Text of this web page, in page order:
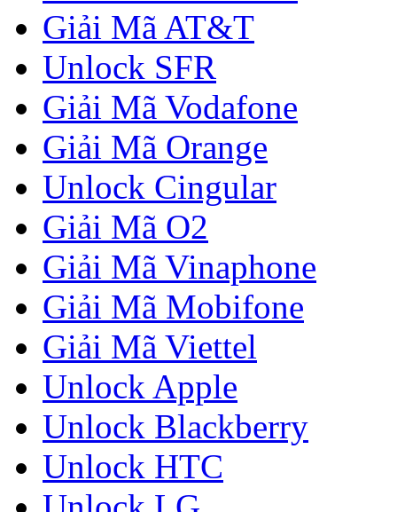
Giải Mã AT&T
Unlock SFR
Giải Mã Vodafone
Giải Mã Orange
Unlock Cingular
Giải Mã O2
Giải Mã Vinaphone
Giải Mã Mobifone
Giải Mã Viettel
Unlock Apple
Unlock Blackberry
Unlock HTC